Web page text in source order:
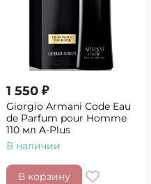
1 550 ₽
Giorgio Armani Code Eau
de Parfum pour Homme
110 мл A-Plus
В наличии
В корзину